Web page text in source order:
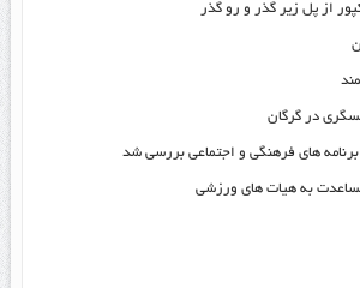
از پل زیر گذر و رو گذر
در گرگان
های فرهنگی و اجتماعی بررسی شد